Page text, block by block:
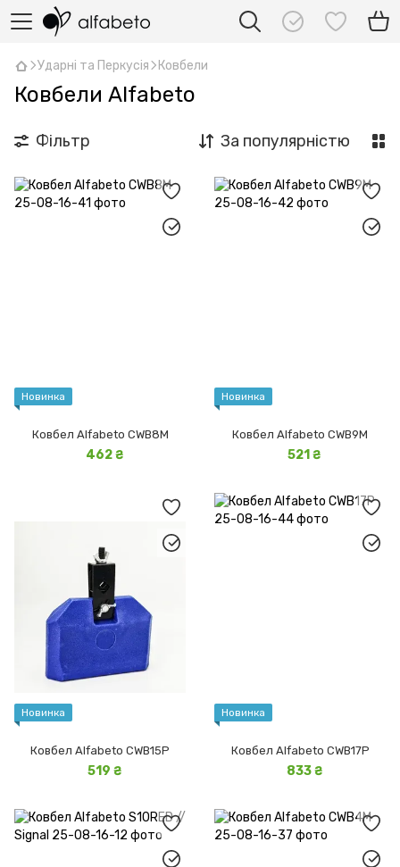
Ударні та Перкусія Ковбели
Ковбели Alfabeto
Фільтр За популярністю
Новинка
Ковбел Alfabeto CWB8M
462 ₴
Новинка
Ковбел Alfabeto CWB9M
521 ₴
Новинка
Ковбел Alfabeto CWB15P
519 ₴
Новинка
Ковбел Alfabeto CWB17P
833 ₴